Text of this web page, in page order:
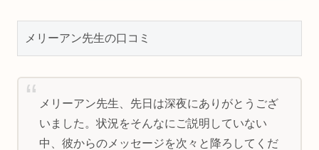
メリーアン先生の口コミ
メリーアン先生、先日は深夜にありがとうござ
いました。状況をそんなにご説明していない
中、彼からのメッセージを次々と降ろしてくだ